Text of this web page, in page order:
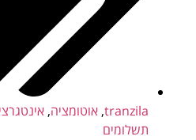
tranzila
, אוטומציה,
תשלומים